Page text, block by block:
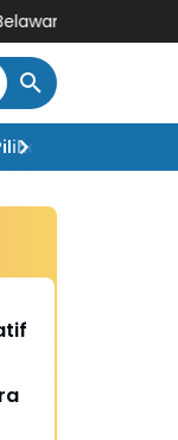
Capaian
Rakyat